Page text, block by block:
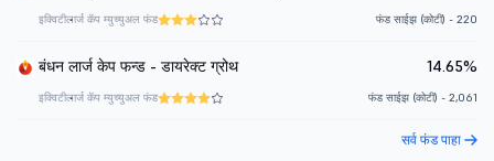
इक्विटीलार्ज कॅप म्युच्युअल फंड फंड साईझ (कोटी) - 220
बंधन लार्ज केप फन्ड - डायरेक्ट ग्रोथ 14.65%
इक्विटीलार्ज कॅप म्युच्युअल फंड फंड साईझ (कोटी) - 2,061
सर्व फंड पाहा